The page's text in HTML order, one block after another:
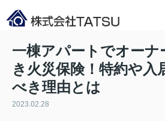
一棟アパートでオーナ
き火災保険！特約や入
べき理由とは
2023.02.28